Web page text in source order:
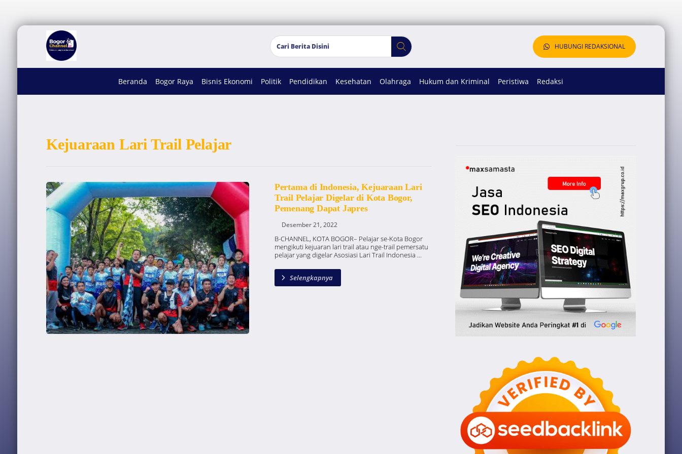
HUBUNGI REDAKSIONAL
Beranda Bogor Raya Bisnis Ekonomi Politik Pendidikan Kesehatan Olahraga Hukum dan Kriminal Peristiwa Redaksi
Kejuaraan Lari Trail Pelajar
Pertama di Indonesia, Kejuaraan Lari
Trail Pelajar Digelar di Kota Bogor,
Pemenang Dapat Japres
Desember 21, 2022
B-CHANNEL, KOTA BOGOR– Pelajar se-Kota Bogor
mengikuti kejuaran lari trail atau nge-trail pemersatu
pelajar yang digelar Asosiasi Lari Trail Indonesia ...
Selengkapnya